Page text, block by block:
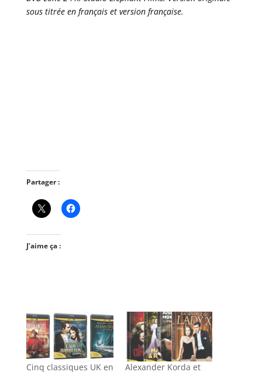
sous titrée en français et version française.
Partager :
J’aime ça :
Cinq classiques UK en
Alexander Korda et